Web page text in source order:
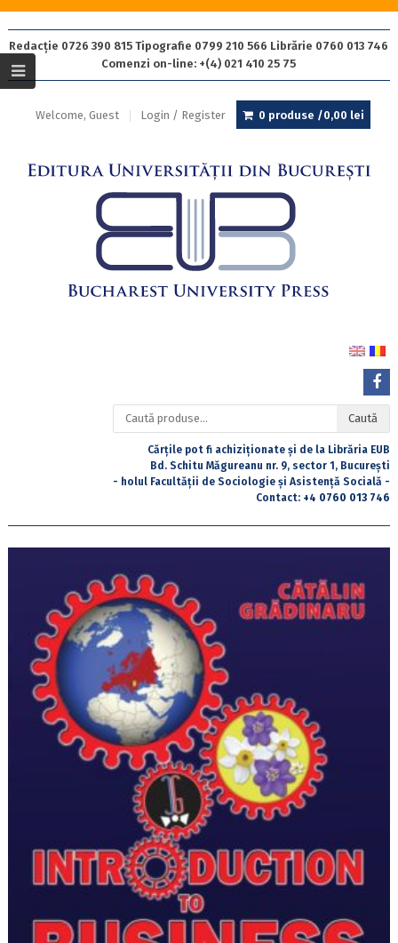
Redacție 0726 390 815 Tipografie 0799 210 566 Librărie 0760 013 746
Comenzi on-line: +(4) 021 410 25 75
Welcome, Guest Login / Register 0 produse /0,00 lei
Caută
după:
Caută
Cărțile pot fi achiziționate și de la Librăria EUB
Bd. Schitu Măgureanu nr. 9, sector 1, București
- holul Facultății de Sociologie și Asistență Socială -
Contact: +4 0760 013 746